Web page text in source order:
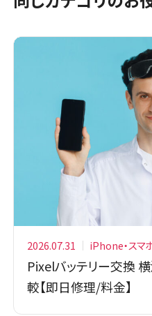
2026.07.31 iPhone・スマ
Pixelバッテリー交換
較【即日修理/料金】